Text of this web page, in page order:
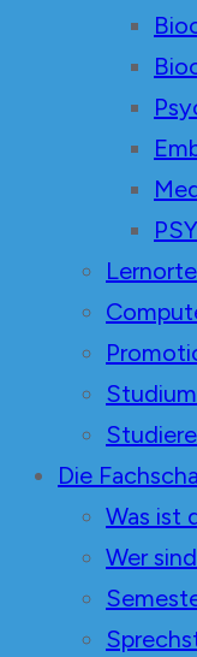
Lernorte
Die
Was ist
Wer